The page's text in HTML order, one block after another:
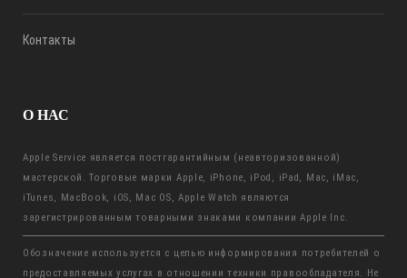
Контакты
О НАС
Apple Service является постгарантийным (неавторизованной)
мастерской. Торговые марки Apple, iPhone, iPod, iPad, Mac, iMac,
iTunes, MacBook, iOS, Mac OS, Apple Watch являются
зарегистрированным товарными знаками компании Apple Inc.
Обозначение используется с целью информирования потребителей о
предоставляемых услугах в отношении техники правообладателя. Не